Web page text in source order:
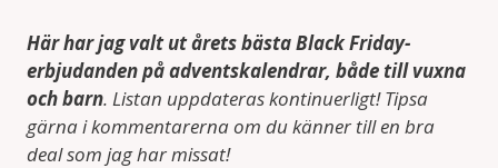
Här har jag valt ut årets bästa Black Friday-
erbjudanden på adventskalendrar, både till vuxna
och barn. Listan uppdateras kontinuerligt! Tipsa
gärna i kommentarerna om du känner till en bra
deal som jag har missat!